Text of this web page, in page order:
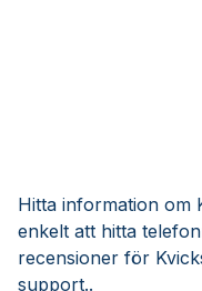
Hitta information om
enkelt att hitta
recensioner för
support..